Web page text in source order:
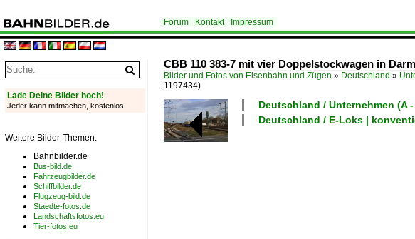
Forum Kontakt Impressum
CBB 110 383-7 mit vier Doppelstockwagen in
Bilder und Fotos von Eisenbahn und Zügen » Deutschland »
1197434)
Deutschland / Unternehmen (A
Deutschland / E-Loks |
Lade Deine Bilder hoch!
Jeder kann mitmachen, kostenlos!
Weitere Bilder-Themen:
Bahnbilder.de
Bus-bild.de
Fahrzeugbilder.de
Schiffbilder.de
Flugzeug-bild.de
Staedte-fotos.de
Landschaftsfotos.eu
Tier-fotos.eu